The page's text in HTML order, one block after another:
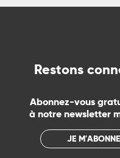
Restons
Abonnez-vous
à notre newsletter
JE M'ABONNE